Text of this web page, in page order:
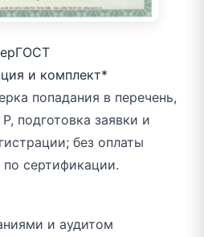
и комплект*
попадания в перечень,
подготовка заявки и
без оплаты
сертификации.
и аудитом